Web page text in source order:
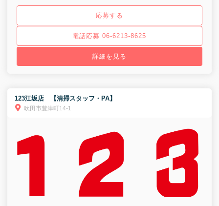
応募する
電話応募 06-6213-8625
詳細を見る
123江坂店 【清掃スタッフ・PA】
吹田市豊津町14-1